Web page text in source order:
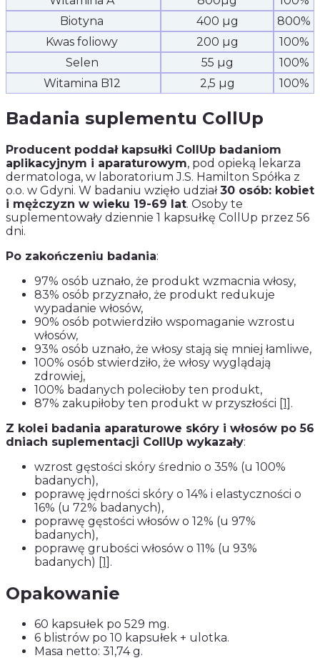
Biotyna
400 µg
800%
Kwas foliowy
200 µg
100%
Selen
55 µg
100%
Witamina B12
2,5 µg 100%
Badania suplementu CollUp
Producent poddał kapsułki CollUp badaniom
aplikacyjnym i aparaturowym, pod opieką lekarza
dermatologa, w laboratorium J.S. Hamilton Spółka z
o.o. w Gdyni. W badaniu wzięło udział30 osób: kobiet
i mężczyzn w wieku 19-69 lat. Osoby te
suplementowały dziennie 1 kapsułkę CollUp przez 56
dni.
Po zakończeniu badania:
97% osób uznało, że produkt wzmacnia włosy,
83% osób przyznało, że produkt redukuje
wypadanie włosów,
90% osób potwierdziło wspomaganie wzrostu
włosów,
93% osób uznało, że włosy stają się mniej łamliwe,
100% osób stwierdziło, że włosy wyglądają
zdrowiej,
100% badanych poleciłoby ten produkt,
87% zakupiłoby ten produkt w przyszłości [1] .
Z kolei badania aparaturowe skóry i włosów po 56
dniach suplementacji CollUp wykazały:
wzrost gęstości skóry średnio o 35% (u 100%
badanych),
poprawę jędrności skóry o 14% i elastyczności o
16% (u 72% badanych),
poprawę gęstości włosów o 12% (u 97%
badanych),
poprawę grubości włosów o 11% (u 93%
badanych) [1] .
Opakowanie
60 kapsułek po 529 mg.
6 blistrów po 10 kapsułek + ulotka.
Masa netto: 31,74 g.